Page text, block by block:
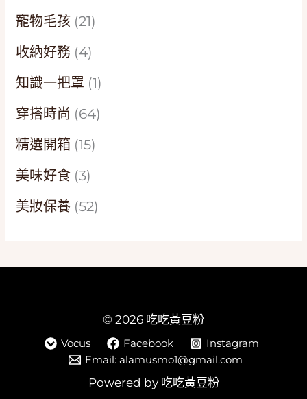
寵物毛孩 (21)
收納好務 (4)
知識一把罩 (1)
穿搭時尚 (64)
精選開箱 (15)
美味好食 (3)
美妝保養 (52)
© 2026 吃吃黃豆粉
Vocus Facebook
Instagram
Email: alamusmo1@gmail.com
Powered by 吃吃黃豆粉